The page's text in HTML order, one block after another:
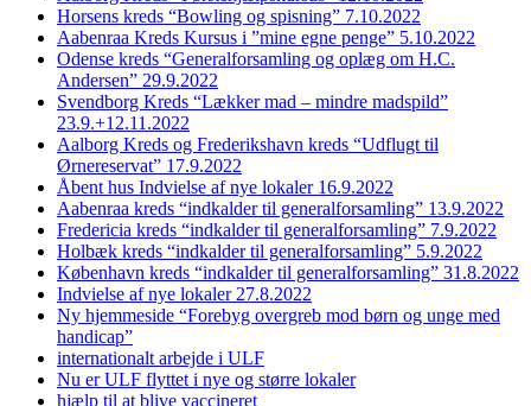
Horsens kreds “Bowling og spisning” 7.10.2022
Aabenraa Kreds Kursus i ”mine egne penge” 5.10.2022
Odense kreds “Generalforsamling og oplæg om H.C.
Andersen” 29.9.2022
Svendborg Kreds “Lækker mad – mindre madspild”
23.9.+12.11.2022
Aalborg Kreds og Frederikshavn kreds “Udflugt til
Ørnereservat” 17.9.2022
Åbent hus Indvielse af nye lokaler 16.9.2022
Aabenraa kreds “indkalder til generalforsamling” 13.9.2022
Fredericia kreds “indkalder til generalforsamling” 7.9.2022
Holbæk kreds “indkalder til generalforsamling” 5.9.2022
København kreds “indkalder til generalforsamling” 31.8.2022
Indvielse af nye lokaler 27.8.2022
Ny hjemmeside “Forebyg overgreb mod børn og unge med
handicap”
internationalt arbejde i ULF
Nu er ULF flyttet i nye og større lokaler
hjælp til at blive vaccineret